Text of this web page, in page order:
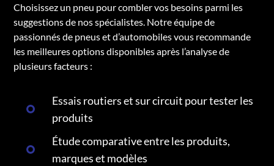
Choisissez un pneu pour combler vos besoins parmi les
suggestions de nos spécialistes. Notre équipe de
passionnés de pneus et d’automobiles vous recommande
les meilleures options disponibles après l’analyse de
plusieurs facteurs :
Essais routiers et sur circuit pour tester les
produits
Étude comparative entre les produits,
marques et modèles